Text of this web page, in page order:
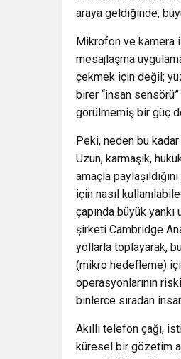
araya geldiğinde,
Mikrofon ve kamera
mesajlaşma
çekmek için değil;
birer “insan
görülmemiş bir güç
Peki, neden bu
Uzun, karmaşık,
amaçla
için nasıl
çapında büyük
şirketi Cambridge
yollarla toplayarak,
(mikro hedefleme)
operasyonlarının
binlerce sıradan
Akıllı telefon çağı,
küresel bir gözetim